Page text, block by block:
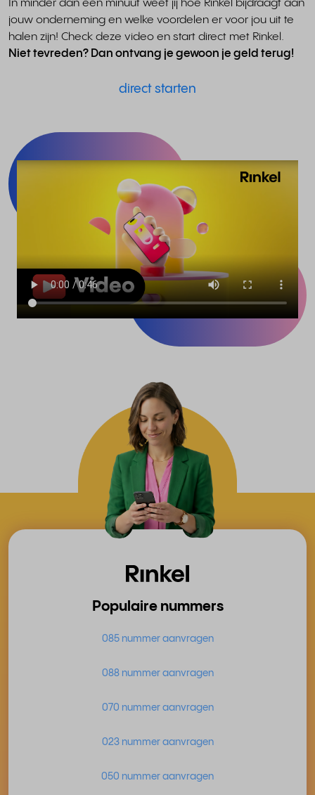
In minder dan een minuut weet jij hoe Rinkel bijdraagt aan
jouw onderneming en welke voordelen er voor jou uit te
halen zijn! Check deze video en start direct met Rinkel.
Niet tevreden? Dan ontvang je gewoon je geld terug!
direct starten
Populaire nummers
085 nummer aanvragen
088 nummer aanvragen
070 nummer aanvragen
023 nummer aanvragen
050 nummer aanvragen